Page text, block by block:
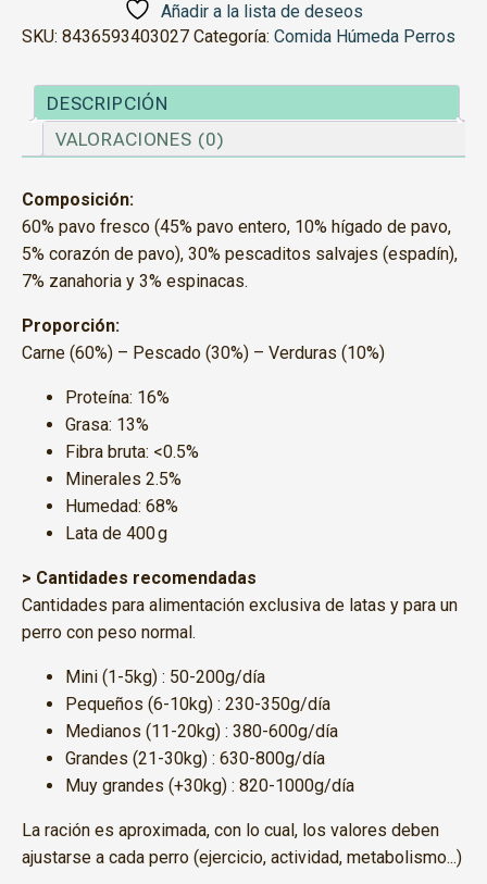
cantidad
Añadir a la lista de deseos
SKU: 8436593403027 Categoría: Comida Húmeda Perros
DESCRIPCIÓN
VALORACIONES (0)
Composición:
60% pavo fresco (45% pavo entero, 10% hígado de pavo,
5% corazón de pavo), 30% pescaditos salvajes (espadín),
7% zanahoria y 3% espinacas.
Proporción:
Carne (60%) – Pescado (30%) – Verduras (10%)
Proteína: 16%
Grasa: 13%
Fibra bruta: <0.5%
Minerales 2.5%
Humedad: 68%
Lata de 400 g
> Cantidades recomendadas
Cantidades para alimentación exclusiva de latas y para un
perro con peso normal.
Mini (1-5kg) : 50-200g/día
Pequeños (6-10kg) : 230-350g/día
Medianos (11-20kg) : 380-600g/día
Grandes (21-30kg) : 630-800g/día
Muy grandes (+30kg) : 820-1000g/día
La ración es aproximada, con lo cual, los valores deben
ajustarse a cada perro (ejercicio, actividad, metabolismo...)